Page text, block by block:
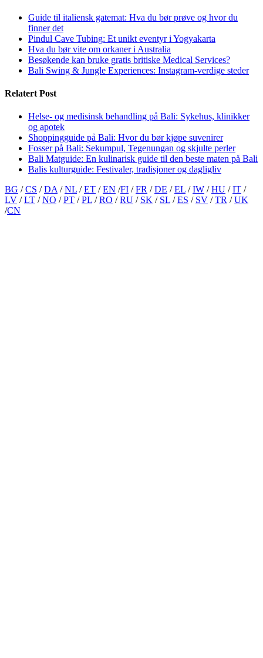
Guide til italiensk gatemat: Hva du bør prøve og hvor du
finner det
Pindul Cave Tubing: Et unikt eventyr i Yogyakarta
Hva du bør vite om orkaner i Australia
Besøkende kan bruke gratis britiske Medical Services?
Bali Swing & Jungle Experiences: Instagram-verdige steder
Relatert Post
Helse- og medisinsk behandling på Bali: Sykehus, klinikker
og apotek
Shoppingguide på Bali: Hvor du bør kjøpe suvenirer
Fosser på Bali: Sekumpul, Tegenungan og skjulte perler
Bali Matguide: En kulinarisk guide til den beste maten på Bali
Balis kulturguide: Festivaler, tradisjoner og dagligliv
BG /CS /DA /NL /ET /EN /FI /FR /DE /EL /IW /HU /IT /
LV /LT /NO /PT /PL /RO /RU / SK / SL /ES / SV /TR /UK
/CN